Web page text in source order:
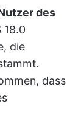
des
18.0
die
dass